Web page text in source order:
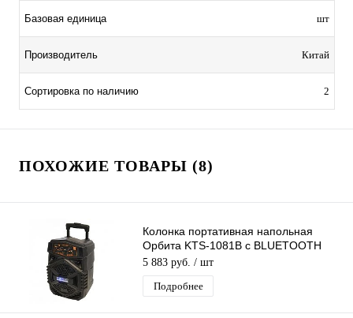
Базовая единица шт
Производитель Китай
Сортировка по наличию 2
ПОХОЖИЕ ТОВАРЫ (8)
Колонка портативная напольная
Орбита KTS-1081B с BLUETOOTH
(TF, USB, FM) 25Вт
5 883 руб. / шт
Подробнее